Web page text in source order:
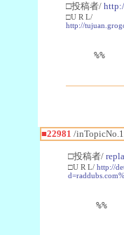
□投稿者/
□U R L/
http://
%%
■22981 /
□投稿者/
□U R L/ http://
%%